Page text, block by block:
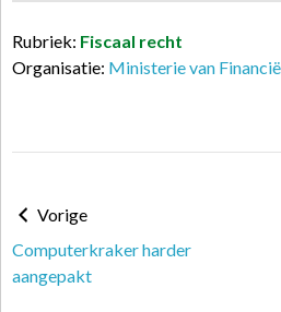
Rubriek: Fiscaal recht
Organisatie: Ministerie van
Vorige
Computerkraker harder
aangepakt